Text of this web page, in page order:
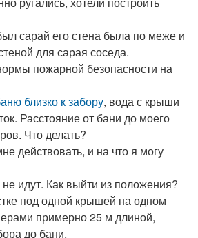
сарай его стена была по меже и
для сарая соседа.
пожарной безопасности на
близко к забору, вода с крыши
Расстояние от бани до моего
Что делать?
действовать, и на что я могу
идут. Как выйти из положения?
под одной крышей на одном
примерно 25 м длиной,
до бани.